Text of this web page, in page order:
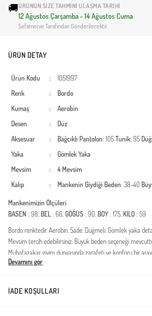
🚚ÜRÜNÜN SIZE TAHMINI ULAŞMA TARIHI
12 Ağustos Çarşamba - 14 Ağustos Cuma
Sefamerve Tarafından Gönderilecektir.
ÜRÜN DETAY
Ürün Kodu :
1051997
Renk
:
Bordo
Kumaş
:
Aerobin
Desen
:
Düz
Aksesuar
: Bağcıklı Pantolon: 105Tunik: 95
Yaka
:
Gömlek Yaka
Mevsim
:
4 Mevsim
Kalıp
: Mankenin Giydiği Beden: 38-40
Mankenimizin Ölçüleri
BASEN : 98, BEL: 66,GÖĞÜS: 90, BOY: 175, KILO: 59
Bordo renktedir. Aerobin. Sade. Düğmeli. Gömlek yaka
Mevsim tercih edebilirsiniz. Büyük beden seçeneği
Muhafazakar giyim dünyasında zarafeti ve konforu bir
gardırobunuzun en joker parçası olmaya aday. Dört mevsim
korur ve kırışıklıklara karşı direnç gösterir. Üst tunik
bel hattınızı nazikçe vurgularken, pantolondaki lastikli bel
Devamını gör
İADE KOŞULLARI